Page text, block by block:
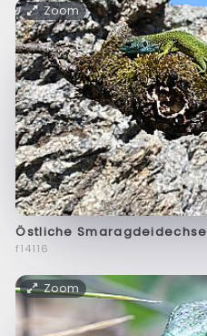
Zoom
Östliche Smaragdeidechse
f14116
Zoom